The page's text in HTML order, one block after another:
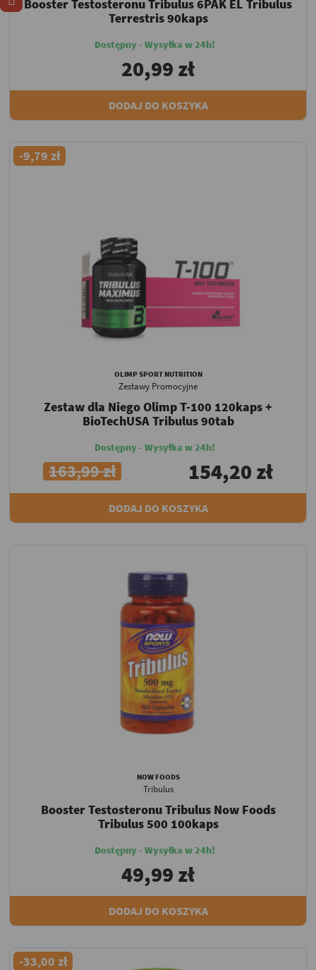
Booster Testosteronu Tribulus 6PAK EL Tribulus
Terrestris 90kaps
Dostępny - Wysyłka w 24h!
20,99 zł
DODAJ DO KOSZYKA
-9,79 zł
OLIMP SPORT NUTRITION
Zestawy Promocyjne
Zestaw dla Niego Olimp T-100 120kaps +
BioTechUSA Tribulus 90tab
Dostępny - Wysyłka w 24h!
163,99 zł 154,20 zł
DODAJ DO KOSZYKA
NOW FOODS
Tribulus
Booster Testosteronu Tribulus Now Foods
Tribulus 500 100kaps
Dostępny - Wysyłka w 24h!
49,99 zł
DODAJ DO KOSZYKA
-33,00 zł